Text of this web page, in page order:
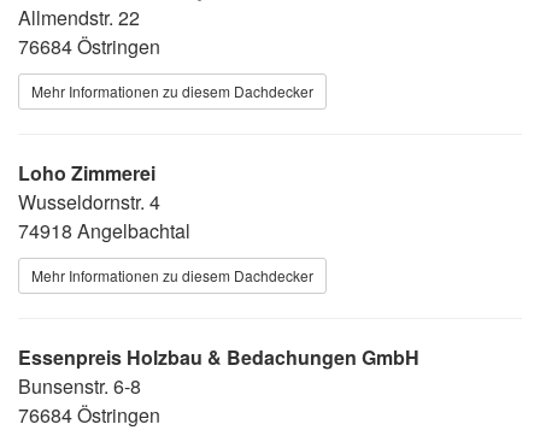
Allmendstr. 22
76684 Östringen
Mehr Informationen zu diesem Dachdecker
Loho Zimmerei
Wusseldornstr. 4
74918 Angelbachtal
Mehr Informationen zu diesem Dachdecker
Essenpreis Holzbau & Bedachungen GmbH
Bunsenstr. 6-8
76684 Östringen